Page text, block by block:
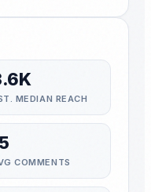
MEDIAN REACH
COMMENTS